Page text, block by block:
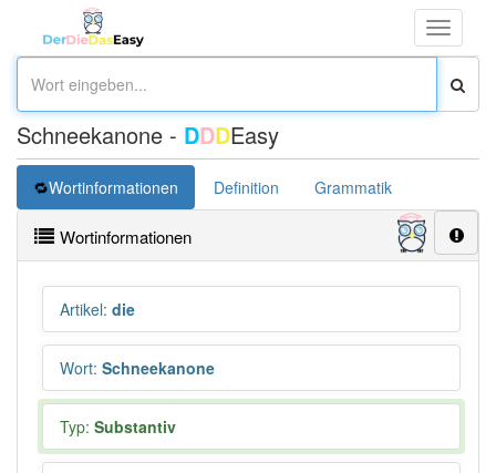
Toggle
Schneekanone - DDDEasy
Wortinformationen Definition Grammatik
Wortinformationen
Artikel: die
Wort: Schneekanone
Typ: Substantiv